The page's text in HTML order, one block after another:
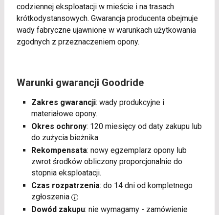
codziennej eksploatacji w mieście i na trasach
krótkodystansowych. Gwarancja producenta obejmuje
wady fabryczne ujawnione w warunkach użytkowania
zgodnych z przeznaczeniem opony.
Warunki gwarancji Goodride
Zakres gwarancji: wady produkcyjne i
materiałowe opony.
Okres ochrony: 120 miesięcy od daty zakupu lub
do zużycia bieżnika.
Rekompensata: nowy egzemplarz opony lub
zwrot środków obliczony proporcjonalnie do
stopnia eksploatacji.
Czas rozpatrzenia: do 14 dni od kompletnego
zgłoszenia
Dowód zakupu: nie wymagamy - zamówienie